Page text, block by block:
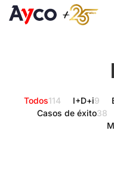
Todos114 I+D+i9
Casos de éxito38